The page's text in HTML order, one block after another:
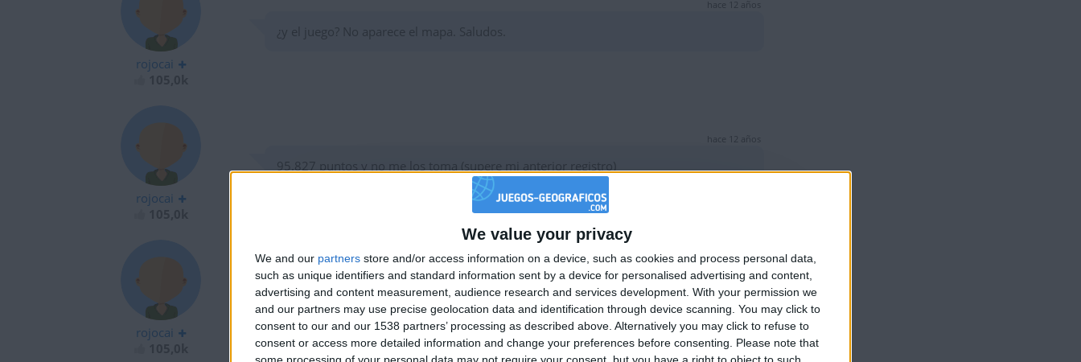
We value your privacy
We and our partners store and/or access information on a device, such as cookies and process personal data,
such as unique identifiers and standard information sent by a device for personalised advertising and content,
advertising and content measurement, audience research and services development. With your permission we
and our partners may use precise geolocation data and identification through device scanning. You may click to
consent to our and our 1538 partners’ processing as described above. Alternatively you may click to refuse to
consent or access more detailed information and change your preferences before consenting.
Please note that
rojocai
hace 12 años
¿y el juego? No aparece el mapa. Saludos.
rojocai
hace 12 años
95.827 puntos y no me los toma (supere mi anterior registro)
rojocai
hace 12 años
Veo que muchos aprovechan esta página para hacer comentarios racistas.
🇺🇸 We noticed you’re visiting from
an English-speaking country
Join our American version now and be among
the firsts to submit your score on our
leaderboards!